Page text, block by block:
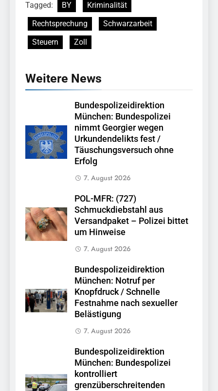
Tagged: BY
Kriminalität
Rechtsprechung
Schwarzarbeit
Steuern
Zoll
Weitere News
Bundespolizeidirektion
München: Bundespolizei
nimmt Georgier wegen
Urkundendelikts fest /
Täuschungsversuch ohne
Erfolg
7. August 2026
POL-MFR: (727)
Schmuckdiebstahl aus
Versandpaket – Polizei bittet
um Hinweise
7. August 2026
Bundespolizeidirektion
München: Notruf per
Knopfdruck / Schnelle
Festnahme nach sexueller
Belästigung
7. August 2026
Bundespolizeidirektion
München: Bundespolizei
kontrolliert
grenzüberschreitenden